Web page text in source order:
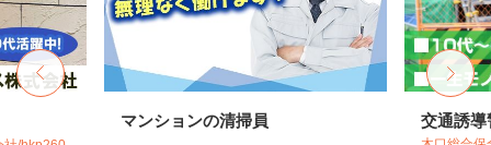
マンションの清掃員 交通誘導